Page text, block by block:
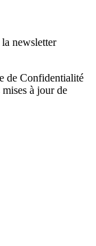
newsletter
de Confidentialité
à jour de